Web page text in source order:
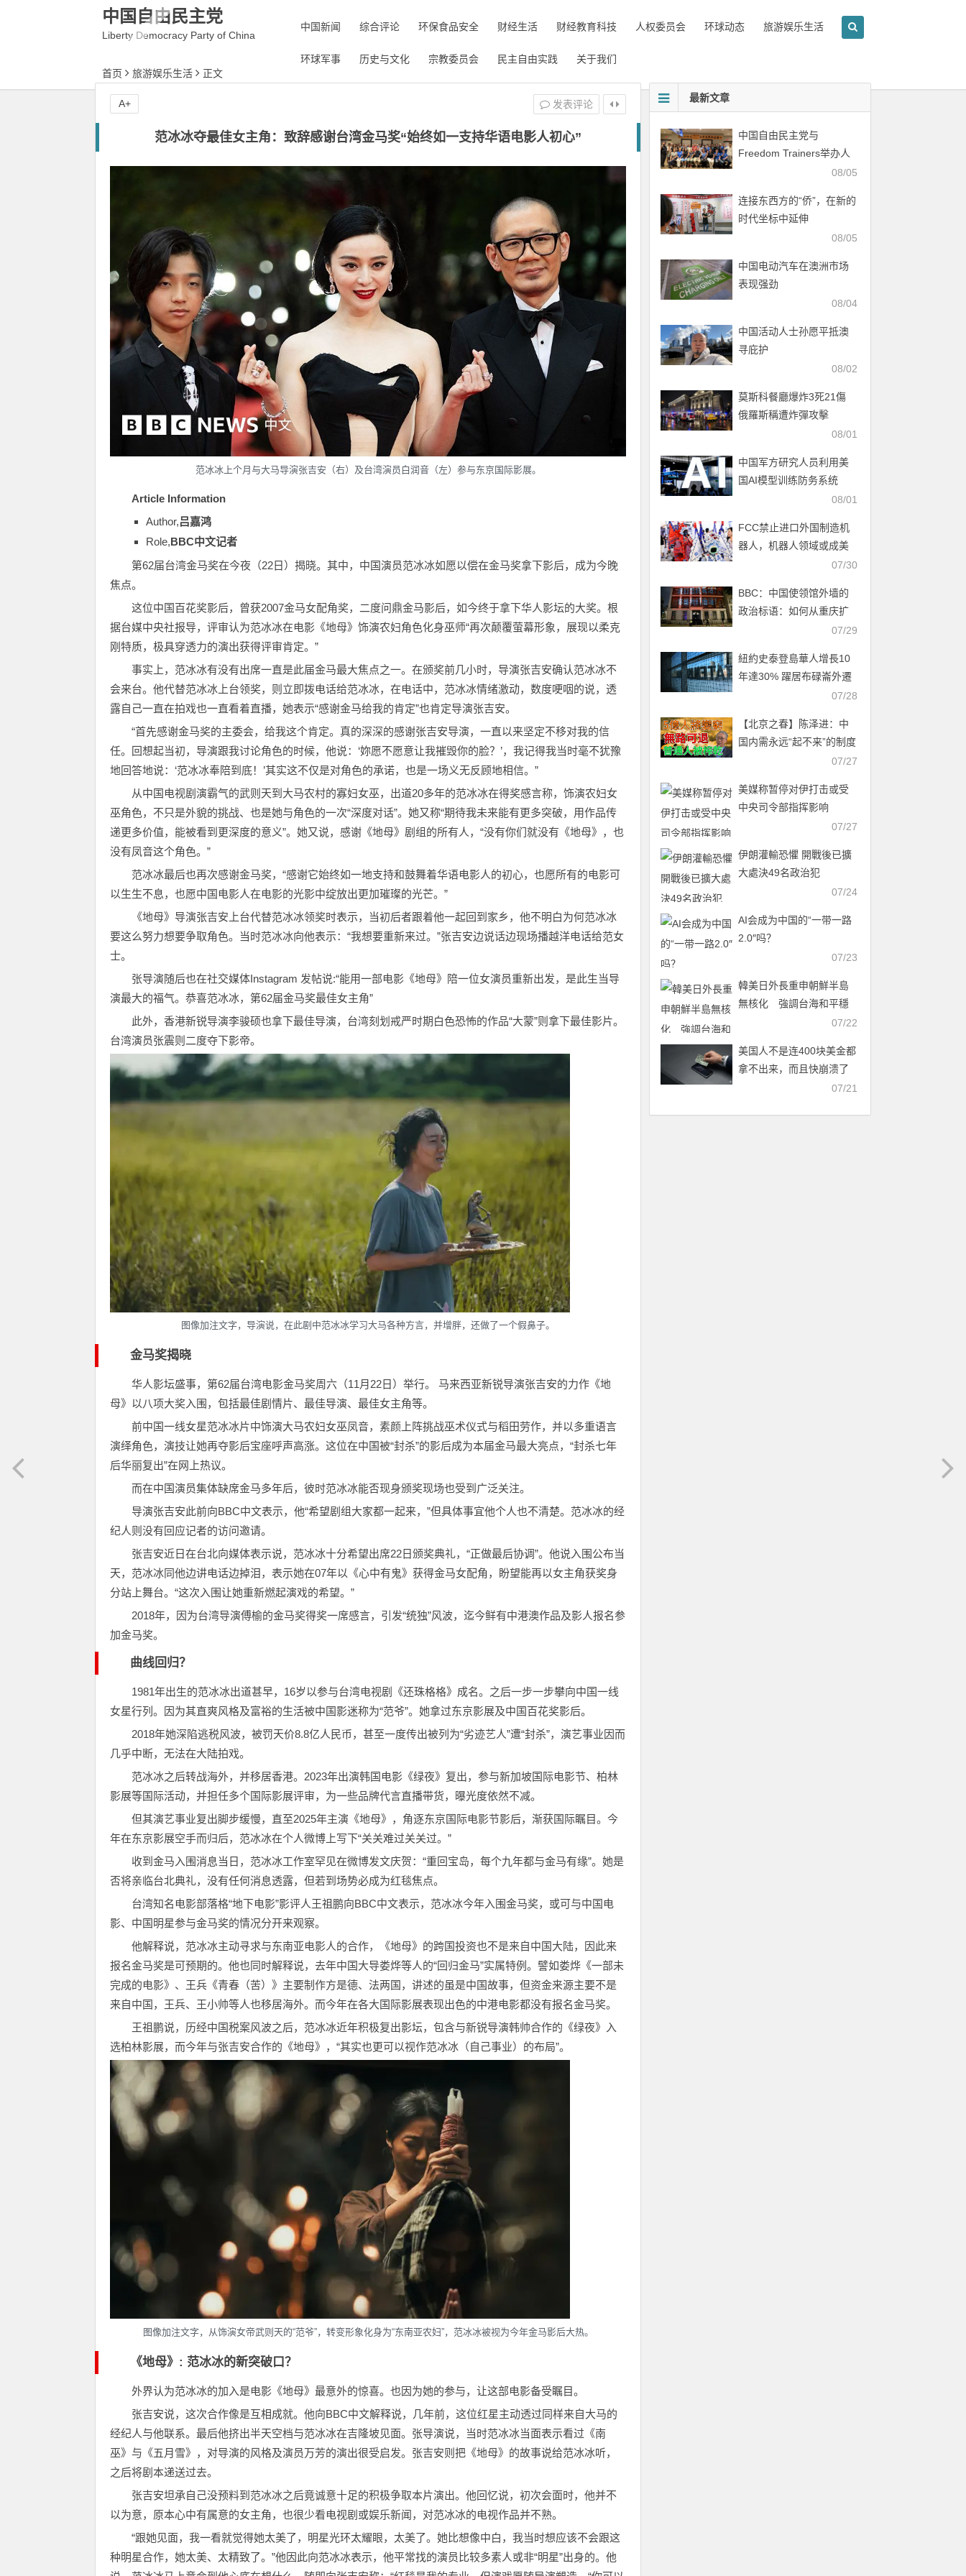
中国自由民主党
Liberty Democracy Party of China
中国新闻 综合评论 环保食品安全 财经生活 财经教育科技 人权委员会 环球动态 旅游娱乐生活
环球军事 历史与文化 宗教委员会 民主自由实践
关于我们
首页
旅游娱乐生活 正文
范冰冰夺最佳女主角：致辞感谢台湾金马奖“始终如一支持华语电影人初心”
范冰冰上个月与大马导演张吉安（右）及台湾演员白润音（左）参与东京国际影展。
Article Information
Author,吕嘉鸿
Role,BBC中文记者
第62届台湾金马奖在今夜（22日）揭晓。其中，中国演员范冰冰如愿以偿在金马奖拿下影后，成为今晚
焦点。
这位中国百花奖影后，曾获2007金马女配角奖，二度问鼎金马影后，如今终于拿下华人影坛的大奖。根
据台媒中央社报导，评审认为范冰冰在电影《地母》饰演农妇角色化身巫师“再次颠覆萤幕形象，展现以柔克
刚特质，极具穿透力的演出获得评审肯定。”
事实上，范冰冰有没有出席一直是此届金马最大焦点之一。在颁奖前几小时，导演张吉安确认范冰冰不
会来台。他代替范冰冰上台领奖，则立即拨电话给范冰冰，在电话中，范冰冰情绪激动，数度哽咽的说，透
露自己一直在拍戏也一直看着直播，她表示“感谢金马给我的肯定”也肯定导演张吉安。
“首先感谢金马奖的主委会，给我这个肯定。真的深深的感谢张吉安导演，一直以来坚定不移对我的信
任。回想起当初，导演跟我讨论角色的时候，他说：‘妳愿不愿意让我摧毁你的脸？’，我记得我当时毫不犹豫
地回答地说：‘范冰冰奉陪到底！’其实这不仅是对角色的承诺，也是一场义无反顾地相信。”
从中国电视剧演霸气的武则天到大马农村的寡妇女巫，出道20多年的范冰冰在得奖感言称，饰演农妇女
巫角色，不只是外貌的挑战、也是她与角色的一次“深度对话”。她又称“期待我未来能有更多突破，用作品传
递更多价值，能被看到更深度的意义”。她又说，感谢《地母》剧组的所有人，“没有你们就没有《地母》，也
没有凤音这个角色。”
范冰冰最后也再次感谢金马奖，“感谢它始终如一地支持和鼓舞着华语电影人的初心，也愿所有的电影可
以生生不息，也愿中国电影人在电影的光影中绽放出更加璀璨的光芒。”
《地母》导演张吉安上台代替范冰冰领奖时表示，当初后者跟着他一起回到家乡，他不明白为何范冰冰
要这么努力想要争取角色。当时范冰冰向他表示：“我想要重新来过。”张吉安边说话边现场播越洋电话给范女
士。
张导演随后也在社交媒体Instagram 发帖说:“能用一部电影《地母》陪一位女演员重新出发，是此生当导
演最大的福气。恭喜范冰冰，第62届金马奖最佳女主角”
此外，香港新锐导演李骏硕也拿下最佳导演，台湾刻划戒严时期白色恐怖的作品“大蒙”则拿下最佳影片。
台湾演员张震则二度夺下影帝。
图像加注文字，导演说，在此剧中范冰冰学习大马各种方言，并增胖，还做了一个假鼻子。
金马奖揭晓
华人影坛盛事，第62届台湾电影金马奖周六（11月22日）举行。 马来西亚新锐导演张吉安的力作《地
母》以八项大奖入围，包括最佳剧情片、最佳导演、最佳女主角等。
前中国一线女星范冰冰片中饰演大马农妇女巫凤音，素颜上阵挑战巫术仪式与稻田劳作，并以多重语言
演绎角色，演技让她再夺影后宝座呼声高涨。这位在中国被“封杀”的影后成为本届金马最大亮点，“封杀七年
后华丽复出”在网上热议。
而在中国演员集体缺席金马多年后，彼时范冰冰能否现身颁奖现场也受到广泛关注。
导演张吉安此前向BBC中文表示，他“希望剧组大家都一起来，”但具体事宜他个人也不清楚。范冰冰的经
纪人则没有回应记者的访问邀请。
张吉安近日在台北向媒体表示说，范冰冰十分希望出席22日颁奖典礼，“正做最后协调”。他说入围公布当
天，范冰冰同他边讲电话边掉泪，表示她在07年以《心中有鬼》获得金马女配角，盼望能再以女主角获奖身
分站上舞台。“这次入围让她重新燃起演戏的希望。”
2018年，因为台湾导演傅榆的金马奖得奖一席感言，引发“统独”风波，迄今鲜有中港澳作品及影人报名参
加金马奖。
曲线回归？
1981年出生的范冰冰出道甚早，16岁以参与台湾电视剧《还珠格格》成名。之后一步一步攀向中国一线
女星行列。因为其直爽风格及富裕的生活被中国影迷称为“范爷”。她拿过东京影展及中国百花奖影后。
2018年她深陷逃税风波，被罚天价8.8亿人民币，甚至一度传出被列为“劣迹艺人”遭“封杀”，演艺事业因而
几乎中断，无法在大陆拍戏。
范冰冰之后转战海外，并移居香港。2023年出演韩国电影《绿夜》复出，参与新加坡国际电影节、柏林
影展等国际活动，并担任多个国际影展评审，为一些品牌代言直播带货，曝光度依然不减。
但其演艺事业复出脚步缓慢，直至2025年主演《地母》，角逐东京国际电影节影后，渐获国际瞩目。今
年在东京影展空手而归后，范冰冰在个人微博上写下“关关难过关关过。”
收到金马入围消息当日，范冰冰工作室罕见在微博发文庆贺：“重回宝岛，每个九年都与金马有缘”。她是
否将亲临台北典礼，没有任何消息透露，但若到场势必成为红毯焦点。
台湾知名电影部落格“地下电影”影评人王祖鹏向BBC中文表示，范冰冰今年入围金马奖，或可与中国电
影、中国明星参与金马奖的情况分开来观察。
他解释说，范冰冰主动寻求与东南亚电影人的合作，《地母》的跨国投资也不是来自中国大陆，因此来
报名金马奖是可预期的。他也同时解释说，去年中国大导娄烨等人的“回归金马”实属特例。譬如娄烨《一部未
完成的电影》、王兵《青春（苦）》主要制作方是德、法两国，讲述的虽是中国故事，但资金来源主要不是
来自中国，王兵、王小帅等人也移居海外。而今年在各大国际影展表现出色的中港电影都没有报名金马奖。
王祖鹏说，历经中国税案风波之后，范冰冰近年积极复出影坛，包含与新锐导演韩帅合作的《绿夜》入
选柏林影展，而今年与张吉安合作的《地母》，“其实也更可以视作范冰冰（自己事业）的布局”。
图像加注文字，从饰演女帝武则天的“范爷”，转变形象化身为“东南亚农妇”，范冰冰被视为今年金马影后大热。
《地母》: 范冰冰的新突破口？
外界认为范冰冰的加入是电影《地母》最意外的惊喜。也因为她的参与，让这部电影备受瞩目。
张吉安说，这次合作像是互相成就。他向BBC中文解释说，几年前，这位红星主动透过同样来自大马的
经纪人与他联系。最后他挤出半天空档与范冰冰在吉隆坡见面。张导演说，当时范冰冰当面表示看过《南
巫》与《五月雪》，对导演的风格及演员万芳的演出很受启发。张吉安则把《地母》的故事说给范冰冰听，
之后将剧本递送过去。
张吉安坦承自己没预料到范冰冰之后竟诚意十足的积极争取本片演出。他回忆说，初次会面时，他并不
以为意，原本心中有属意的女主角，也很少看电视剧或娱乐新闻，对范冰冰的电视作品并不熟。
“跟她见面，我一看就觉得她太美了，明星光环太耀眼，太美了。她比想像中白，我当时想应该不会跟这
种明星合作，她太美、太精致了。”他因此向范冰冰表示，他平常找的演员比较多素人或非“明星”出身的。他
发表评论
A+ 最新文章
中国自由民主党与
Freedom Trainers举办人
08/05
连接东西方的“侨”，在新的
时代坐标中延伸
08/05
中国电动汽车在澳洲市场
表现强劲
08/04
中国活动人士孙愿平抵澳
寻庇护
08/02
莫斯科餐廳爆炸3死21傷
俄羅斯稱遭炸彈攻擊
08/01
中国军方研究人员利用美
国AI模型训练防务系统
08/01
FCC禁止进口外国制造机
器人，机器人领域或成美
07/30
BBC：中国使领馆外墙的
政治标语：如何从重庆扩
07/29
紐約史泰登島華人增長10
年達30% 躍居布碌崙外遷
07/28
【北京之春】陈泽进：中
国内需永远“起不来”的制度
07/27
美媒称暂停对伊打击或受
中央司令部指挥影响
07/27
伊朗灌輸恐懼 開戰後已擴
大處決49名政治犯
07/24
AI会成为中国的“一带一路
2.0″吗？
07/23
韓美日外長重申朝鮮半島
無核化 強調台海和平穩
07/22
美国人不是连400块美金都
拿不出来，而且快崩溃了
么？为什么世界杯场场爆
07/21